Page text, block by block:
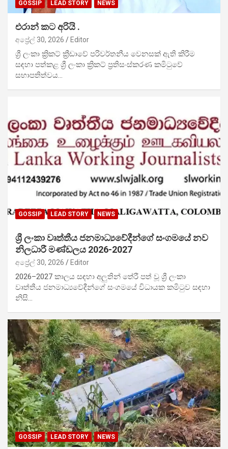
GOSSIP LEAD STORY NEWS
එරාන් කට අරියි .
අප්‍රේල් 30, 2026 Editor
ශ්‍රී ලංකා ක්‍රිකට් ක්‍රීඩාවේ පරිවර්තනීය වෙනසක් ඇති කිරීම
සඳහා පත්කළ ශ්‍රී ලංකා ක්‍රිකට් ප්‍රතිසංස්කරණ කමිටුවේ
සභාපතිත්වය…
GOSSIP LEAD STORY NEWS
ශ්‍රී ලංකා වෘත්තීය ජනමාධ්‍යවේදීන්ගේ සංගමයේ නව
නිලධාරී මණ්ඩලය 2026-2027
අප්‍රේල් 30, 2026 Editor
2026–2027 කාලය සඳහා අලුතින් තේරී පත් වූ ශ්‍රී ලංකා
වෘත්තීය ජනමාධ්‍යවේදීන්ගේ සංගමයේ විධායක කමිටුව සඳහා
නිසි…
GOSSIP LEAD STORY NEWS